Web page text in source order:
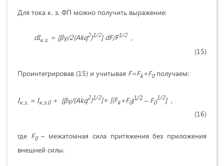
Для тока к. з. ФП можно получить выражение:
dIк.з. = [βγ/2(Akq2)1/2]dF/F1/2,
(15)
Проинтегрировав (15) и учитывая F=Fk+F0получаем:
Iк.з. = Iк.з.0+ [βγ/(Akq2)1/2]× [(Fk+F0)1/2 – F0
1/2] ,
(16)
где F0– межатомная сила притяжения без приложения
внешней силы.